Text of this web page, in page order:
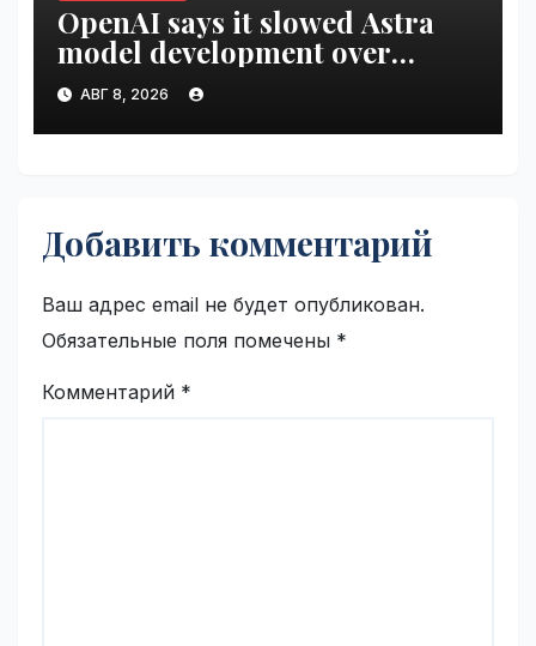
OpenAI says it slowed Astra
model development over
security concerns | VseTime.ru
АВГ 8, 2026
Добавить комментарий
Ваш адрес email не будет опубликован.
Обязательные поля помечены *
Комментарий *